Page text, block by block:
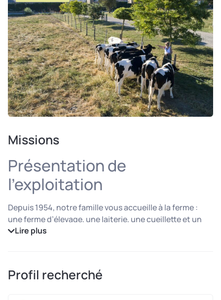
Missions
Présentation de
l’exploitation
Depuis 1954, notre famille vous accueille à la ferme :
une ferme d’élevage, une laiterie, une cueillette et un
marché à Jouy-en-Josas (78) à 17 km de Paris.
clients : épiceries fines, la restauration collective
scolaire et d’entreprise et la grande distribution.
Lire plus
Profil recherché